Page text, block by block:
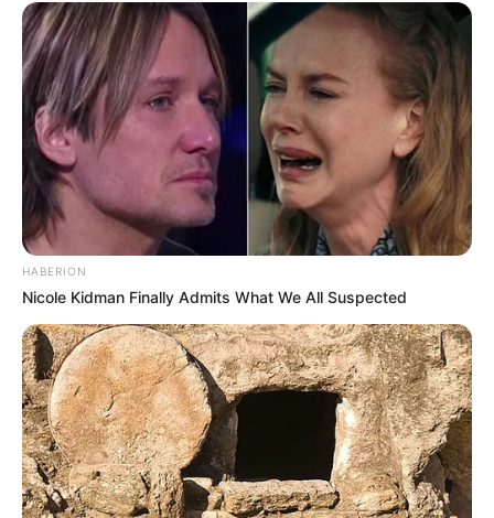
HABERION
Nicole Kidman Finally Admits What We All Suspected